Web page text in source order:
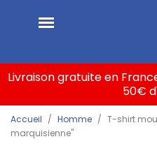
Livraison gratuite en
50€
Accueil Homme
T-shirt
marquisienne"